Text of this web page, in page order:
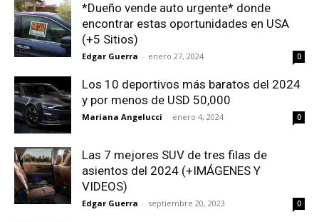
*Dueño vende auto urgente* donde
encontrar estas oportunidades en USA
(+5 Sitios)
Edgar Guerra - enero 27, 2024 0
Los 10 deportivos más baratos del 2024
y por menos de USD 50,000
Mariana Angelucci - enero 4, 2024 0
Las 7 mejores SUV de tres filas de
asientos del 2024 (+IMÁGENES Y
VIDEOS)
Edgar Guerra - septiembre 20, 2023 0